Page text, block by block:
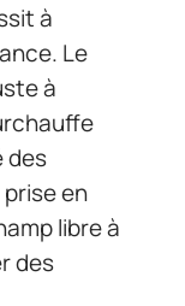
à
Le
à
des
en
libre à
des